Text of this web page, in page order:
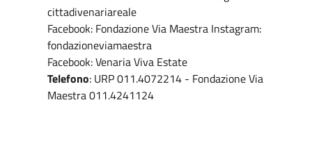
cittadivenariareale
Facebook: Fondazione Via Maestra Instagram:
fondazioneviamaestra
Facebook: Venaria Viva Estate
Telefono: URP 011.4072214 - Fondazione Via
Maestra 011.4241124